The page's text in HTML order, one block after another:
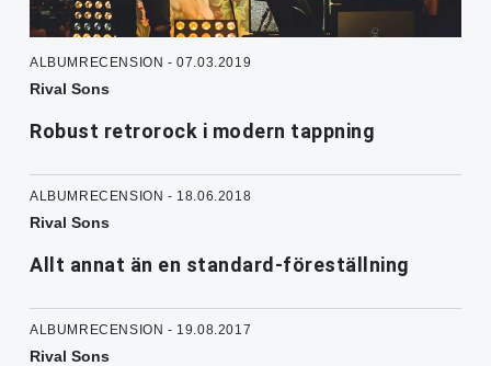
ALBUMRECENSION - 07.03.2019
Rival Sons
Robust retrorock i modern tappning
ALBUMRECENSION - 18.06.2018
Rival Sons
Allt annat än en standard-föreställning
ALBUMRECENSION - 19.08.2017
Rival Sons